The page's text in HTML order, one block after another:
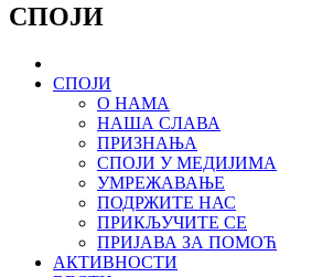
СПОЈИ
СПОЈИ
О НАМА
НАША СЛАВА
ПРИЗНАЊА
СПОЈИ У МЕДИЈИМА
УМРЕЖАВАЊЕ
ПОДРЖИТЕ НАС
ПРИКЉУЧИТЕ СЕ
ПРИЈАВА ЗА ПОМОЋ
АКТИВНОСТИ